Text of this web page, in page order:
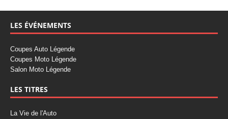
LES ÉVÉNEMENTS
Coupes Auto Légende
Coupes Moto Légende
Salon Moto Légende
LES TITRES
La Vie de l'Auto